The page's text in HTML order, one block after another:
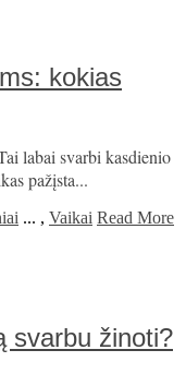
kokias
labai svarbi kasdienio
pažįsta...
... , Vaikai Read More
svarbu žinoti?